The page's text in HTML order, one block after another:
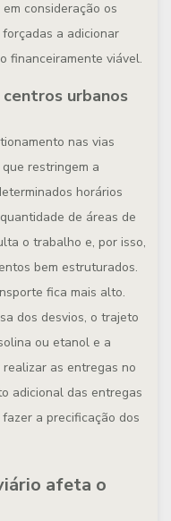
consideração os
a adicionar
financeiramente viável.
urbanos
nas vias
restringem a
horários
de áreas de
o trabalho e, por isso,
bem estruturados.
fica mais alto.
dos desvios, o trajeto
ou etanol e a
as entregas no
adicional das entregas
a precificação dos
afeta o